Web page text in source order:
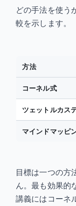
どの手法を使う
較を示します。
方法
コーネル式
ツェットルカス
マインドマッピ
目標は一つの方
ん。最も効果的
講義にはコーネ